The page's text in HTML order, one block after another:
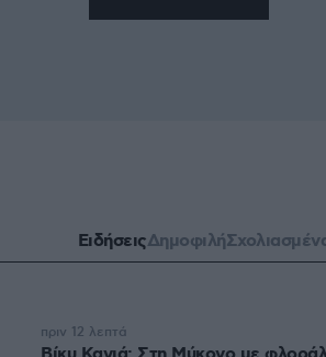
ΕιδήσειςΔημοφιλή
πριν 12 λεπτά